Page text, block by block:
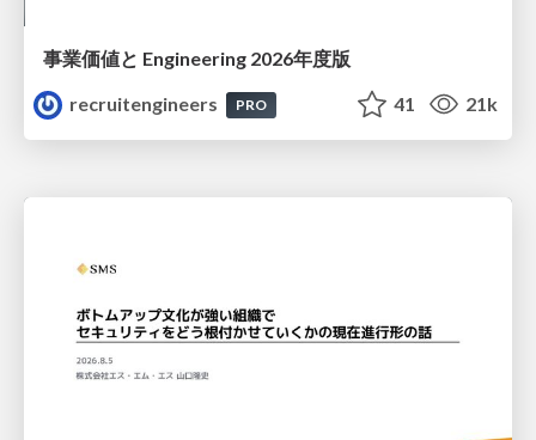
事業価値と Engineering 2026年度版
recruitengineers
PRO 41 21k